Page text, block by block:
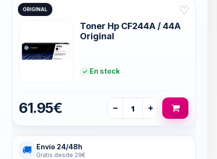
ORIGINAL ♡
Toner Hp CF244A / 44A
Original
En stock
61.95€ − +
🚚 Envío 24/48h
Gratis desde 29€